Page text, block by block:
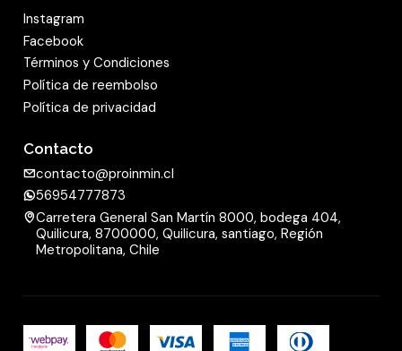
Instagram
Facebook
Términos y Condiciones
Política de reembolso
Política de privacidad
Contacto
contacto@proinmin.cl
56954777873
Carretera General San Martín 8000, bodega 404,
Quilicura, 8700000, Quilicura, santiago, Región
Metropolitana, Chile